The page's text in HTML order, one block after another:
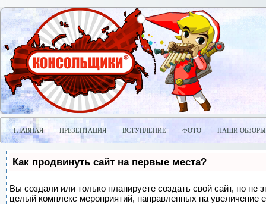
ГЛАВНАЯ ПРЕЗЕНТАЦИЯ ВСТУПЛЕНИЕ ФОТО НАШИ ОБЗОРЫ
Как продвинуть сайт на первые места?
Вы создали или только планируете создать свой сайт, но не
целый комплекс мероприятий, направленных на увеличение